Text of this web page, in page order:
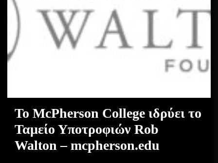
Το McPherson College ιδρύει το
Ταμείο Υποτροφιών Rob
Walton – mcpherson.edu